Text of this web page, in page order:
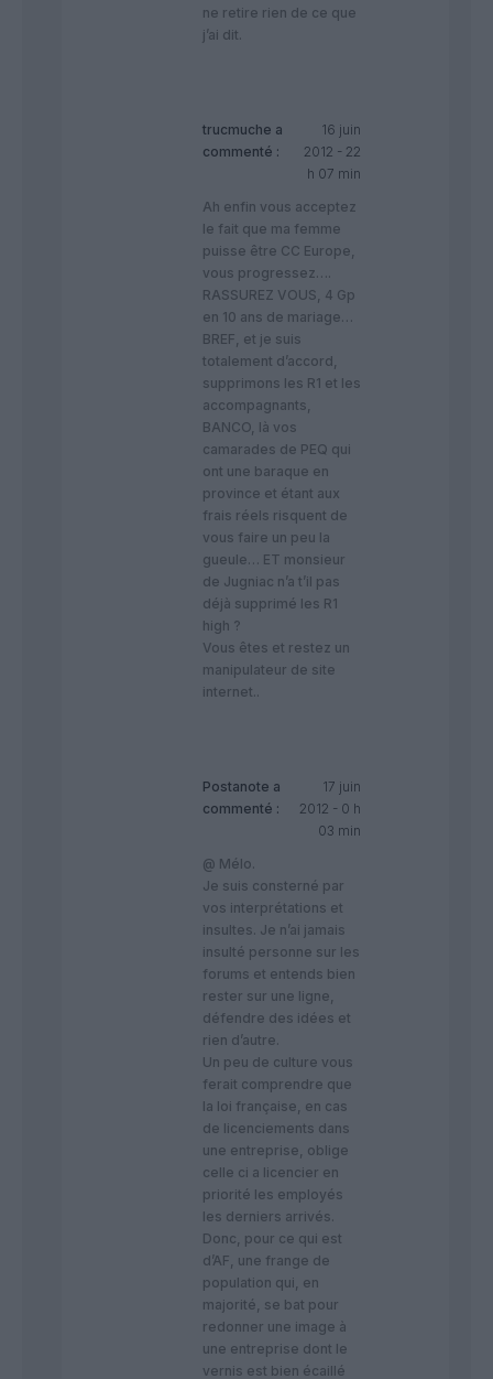
ne retire rien de ce que
j’ai dit.
trucmuche a
commenté :
16 juin
2012 - 22
h 07 min
Ah enfin vous acceptez
le fait que ma femme
puisse être CC Europe,
vous progressez….
RASSUREZ VOUS, 4 Gp
en 10 ans de mariage…
BREF, et je suis
totalement d’accord,
supprimons les R1 et les
accompagnants,
BANCO, là vos
camarades de PEQ qui
ont une baraque en
province et étant aux
frais réels risquent de
vous faire un peu la
gueule… ET monsieur
de Jugniac n’a t’il pas
déjà supprimé les R1
high ?
Vous êtes et restez un
manipulateur de site
internet..
Postanote a
commenté :
17 juin
2012 - 0 h
03 min
@ Mélo.
Je suis consterné par
vos interprétations et
insultes. Je n’ai jamais
insulté personne sur les
forums et entends bien
rester sur une ligne,
défendre des idées et
rien d’autre.
Un peu de culture vous
ferait comprendre que
la loi française, en cas
de licenciements dans
une entreprise, oblige
celle ci a licencier en
priorité les employés
les derniers arrivés.
Donc, pour ce qui est
d’AF, une frange de
population qui, en
majorité, se bat pour
redonner une image à
une entreprise dont le
vernis est bien écaillé